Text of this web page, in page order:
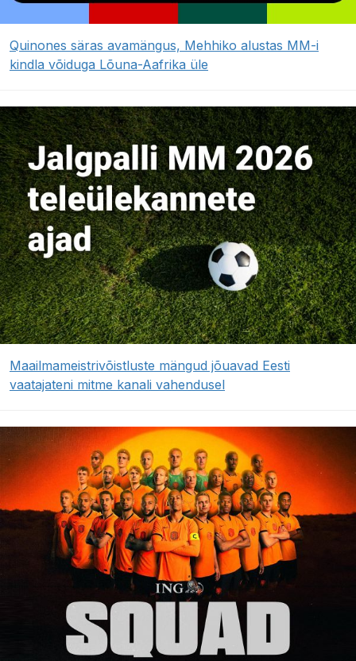
Quinones säras avamängus, Mehhiko alustas MM-i
kindla võiduga Lõuna-Aafrika üle
Maailmameistrivõistluste mängud jõuavad Eesti
vaatajateni mitme kanali vahendusel